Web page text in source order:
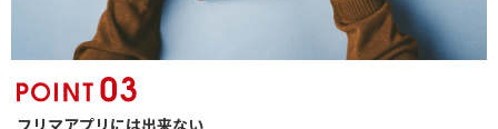
フリマアプリには出来ない